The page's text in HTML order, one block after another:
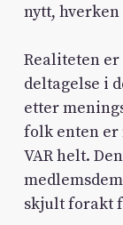
nytt,
Realiteten
deltagelse i
etter
folk enten er
VAR helt.
skjult forakt